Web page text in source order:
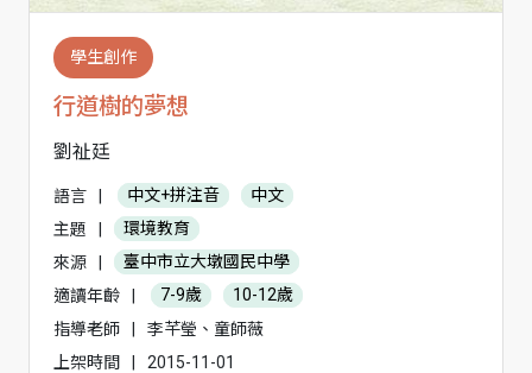
學生創作
行道樹的夢想
劉祉廷
語言 | 中文+拼注音
中文
主題
|
環境教育
來源
|
臺中市立大墩國民中學
適讀年齡
| 7-9歲
10-12歲
指導老師
|
李芊瑩、童師薇
上架時間
|
2015-11-01